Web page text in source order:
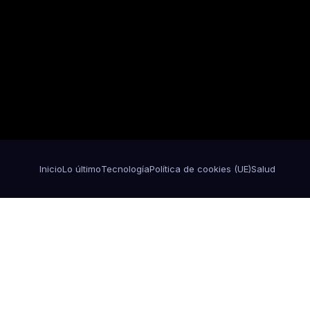
InicioLo últimoTecnologíaPolítica de cookies (UE)Salud